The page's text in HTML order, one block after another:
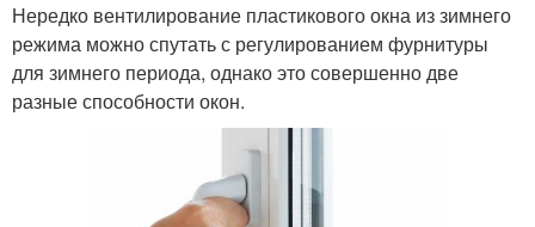
Нередко вентилирование пластикового окна из зимнего
режима можно спутать с регулированием фурнитуры
для зимнего периода, однако это совершенно две
разные способности окон.